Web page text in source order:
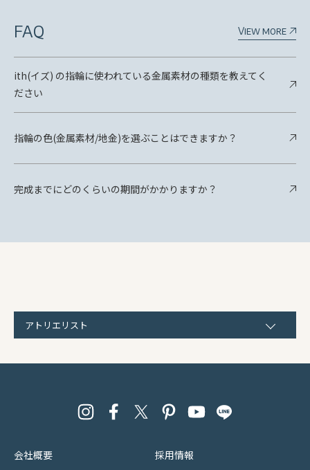
FAQ View more
ith(イズ) の指輪に使われている金属素材の種類を教えてく
ださい
指輪の色(金属素材/地金)を選ぶことはできますか？
完成までにどのくらいの期間がかかりますか？
アトリエリスト
会社概要 採用情報